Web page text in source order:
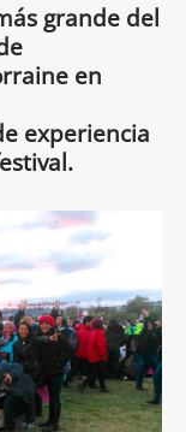
grande del
en
experiencia